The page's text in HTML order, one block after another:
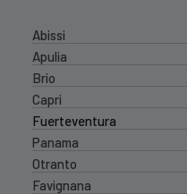
Abissi
Apulia
Brio
Capri
Fuerteventura
Panama
Otranto
Favignana